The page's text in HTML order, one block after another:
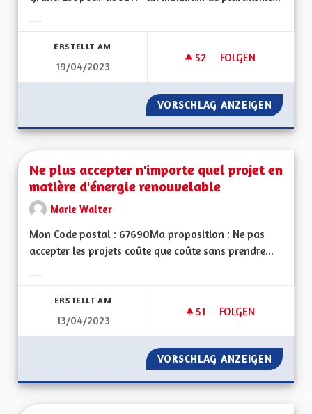
ERSTELLT AM
19/04/2023
52 52 FOLLOWER
FOLGEN
NON AU RETOUR
VORSCHLAG ANZEIGEN NON
Ne plus accepter n'importe quel projet en
matière d'énergie renouvelable
Marie Walter
Mon Code postal : 67690Ma proposition : Ne pas
accepter les projets coûte que coûte sans prendre...
ERSTELLT AM
13/04/2023
51 51 FOLLOWER
FOLGEN
NE PLUS
VORSCHLAG ANZEIGEN NE